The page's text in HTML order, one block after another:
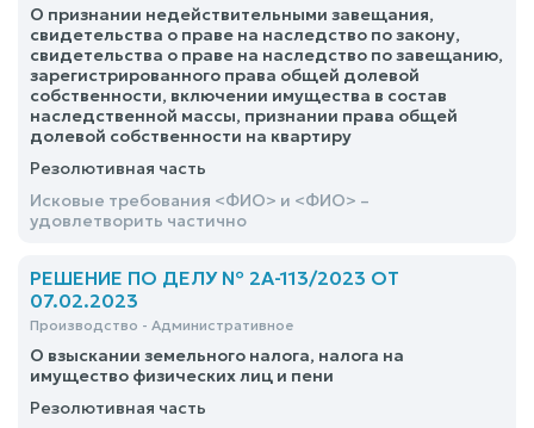
О признании недействительными завещания,
свидетельства о праве на наследство по закону,
свидетельства о праве на наследство по завещанию,
зарегистрированного права общей долевой
собственности, включении имущества в состав
наследственной массы, признании права общей
долевой собственности на квартиру
Резолютивная часть
Исковые требования <ФИО> и <ФИО> –
удовлетворить частично
РЕШЕНИЕ ПО ДЕЛУ № 2А-113/2023 ОТ
07.02.2023
Производство - Административное
О взыскании земельного налога, налога на
имущество физических лиц и пени
Резолютивная часть